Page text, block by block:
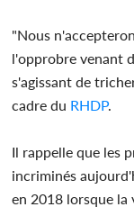
"Nous
l'opprobre venant
s'agissant de
cadre du RHDP.
Il rappelle que les
incriminés
en 2018 lorsque la